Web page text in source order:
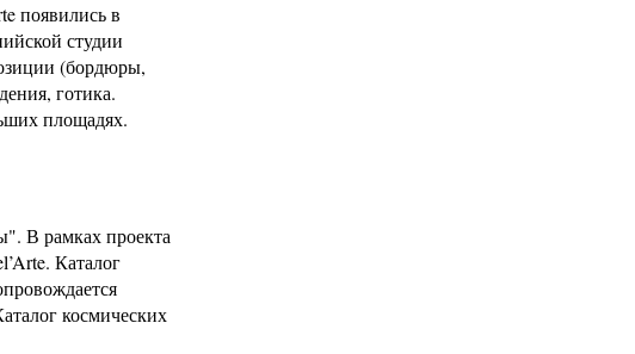
появились в
студии
(бордюры,
готика.
площадях.
В рамках проекта
Каталог
космических